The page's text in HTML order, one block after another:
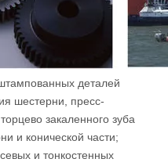
деталей
шестерни, пресс-
закаленного зуба
и конической части;
и тонкостенных